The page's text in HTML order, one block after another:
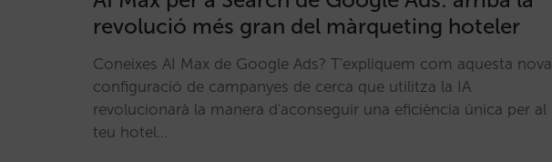
revolució més gran del màrqueting hoteler
Coneixes AI Max de Google Ads? T'expliquem com aquesta nova
configuració de campanyes de cerca que utilitza la IA
revolucionarà la manera d'aconseguir una eficiència única per al
teu hotel…